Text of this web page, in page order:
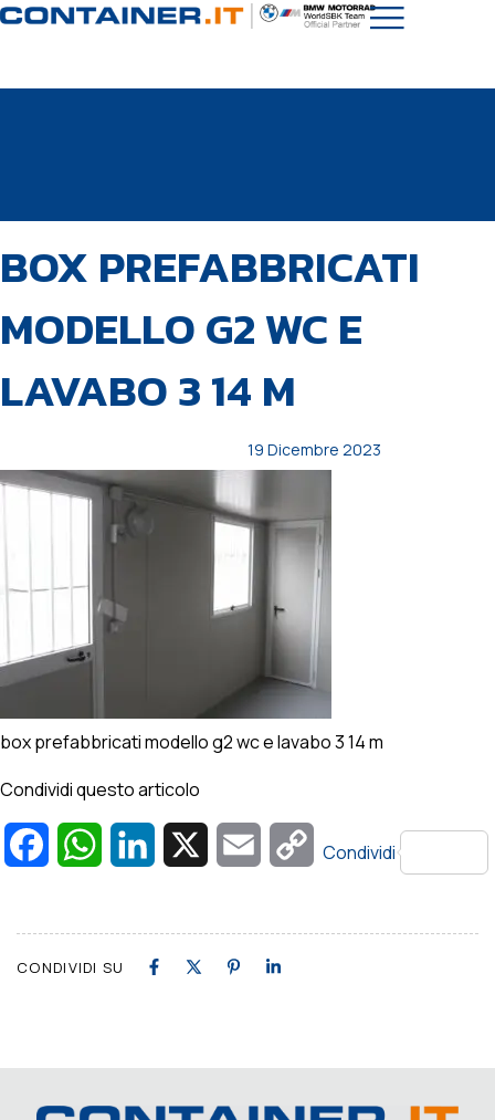
IN:
BOX PREFABBRICATI
MODELLO G2 WC E
LAVABO 3 14 M
il:
19 Dicembre 2023
box prefabbricati modello g2 wc e lavabo 3 14 m
Condividi questo articolo
FacebookWhatsAppLinkedIn Email
Copy
Condividi
CONDIVIDI SU